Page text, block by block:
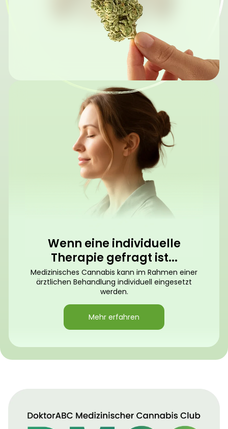
Wenn eine individuelle
Therapie gefragt ist...
Medizinisches Cannabis kann im Rahmen einer
ärztlichen Behandlung individuell eingesetzt
werden.
Mehr erfahren